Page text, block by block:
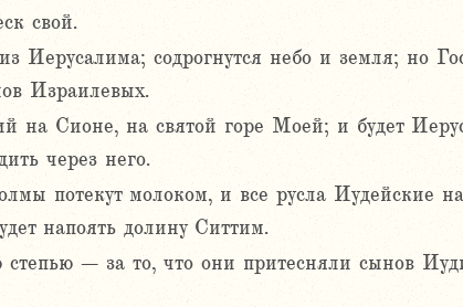
свой.
Иерусалима; содрогнутся небо и земля; но
Израилевых.
на Сионе, на святой горе Моей; и будет
через него.
потекут молоком, и все русла Иудейские
напоять долину Ситтим.
степью – за то, что они притесняли сынов